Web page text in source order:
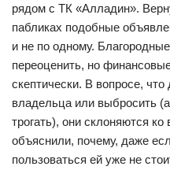
рядом с ТК «Алладин».
пабликах подобные
и не по одному.
переоценить, но
скептически. В вопросе,
владельца или выбросить
трогать), они склоняются
объяснили, почему, даже
пользоваться ей уже не